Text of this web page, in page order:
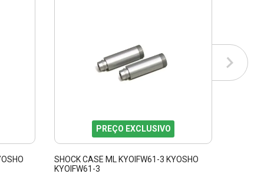
PREÇO EXCLUSIVO
SHOCK CASE ML KYOIFW61-3 KYOSHO
KYOIFW61-3